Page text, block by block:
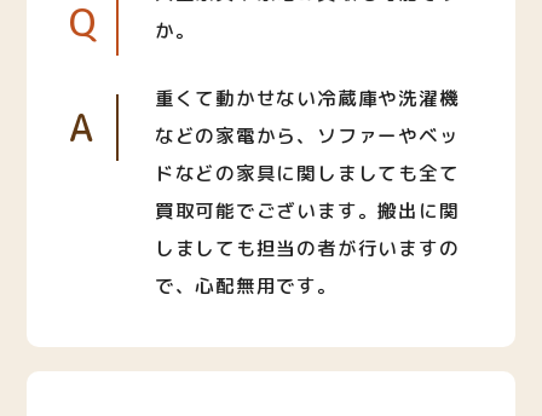
Q
か。
A
重くて動かせない冷蔵庫や洗濯機
などの家電から、ソファーやベッ
ドなどの家具に関しましても全て
買取可能でございます。搬出に関
しましても担当の者が行いますの
で、心配無用です。